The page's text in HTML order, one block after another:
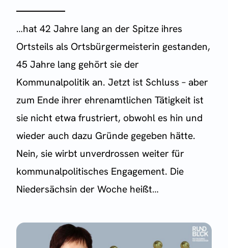
…hat 42 Jahre lang an der Spitze ihres
Ortsteils als Ortsbürgermeisterin gestanden,
45 Jahre lang gehört sie der
Kommunalpolitik an. Jetzt ist Schluss – aber
zum Ende ihrer ehrenamtlichen Tätigkeit ist
sie nicht etwa frustriert, obwohl es hin und
wieder auch dazu Gründe gegeben hätte.
Nein, sie wirbt unverdrossen weiter für
kommunalpolitisches Engagement. Die
Niedersächsin der Woche heißt…